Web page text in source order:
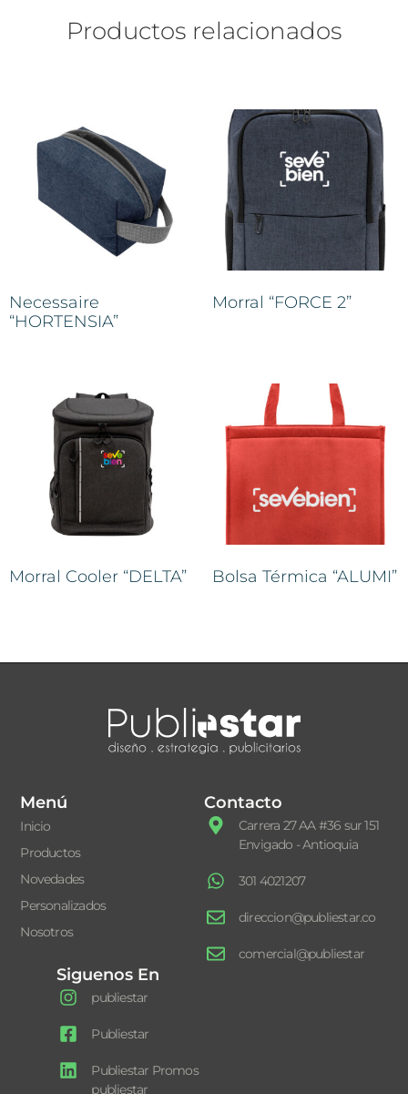
Productos relacionados
Necessaire
“HORTENSIA”
Morral “FORCE 2”
Morral Cooler “DELTA” Bolsa Térmica “ALUMI”
Menú
Inicio
Productos
Novedades
Personalizados
Nosotros
Contacto
Carrera 27 AA #36 sur 151
Envigado - Antioquia
301 4021207
direccion@publiestar.co
comercial@publiestar
Siguenos En
publiestar
Publiestar
Publiestar Promos
publiestar